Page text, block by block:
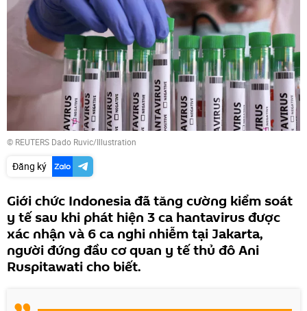
© REUTERS Dado Ruvic/Illustration
Đăng ký
Giới chức Indonesia đã tăng cường kiểm soát
y tế sau khi phát hiện 3 ca hantavirus được
xác nhận và 6 ca nghi nhiễm tại Jakarta,
người đứng đầu cơ quan y tế thủ đô Ani
Ruspitawati cho biết.